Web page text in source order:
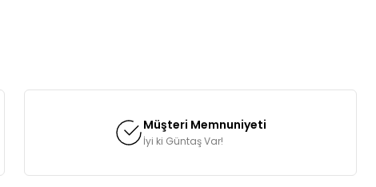
Müşteri Memnuniyeti
İyi ki Güntaş Var!